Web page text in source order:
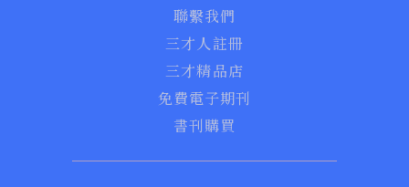
聯繫我們
三才人註冊
三才精品店
免費電子期刊
書刊購買